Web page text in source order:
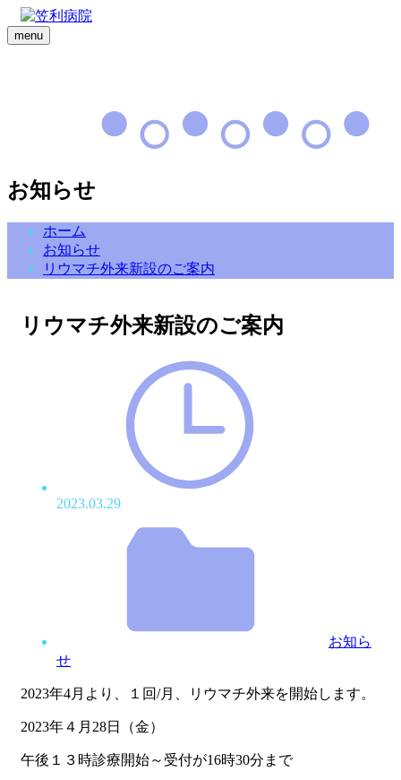
menu
お知らせ
ホーム
お知らせ
リウマチ外来新設のご案内
リウマチ外来新設のご案内
2023.03.29
お知ら
せ
2023年4月より、１回/月、リウマチ外来を開始します。
2023年４月28日（金）
午後１３時診療開始～受付が16時30分まで